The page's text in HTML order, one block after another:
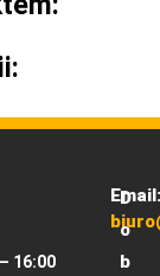
16:00
Email:
D
o
b